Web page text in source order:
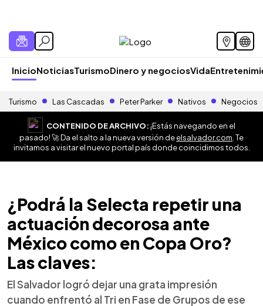
InicioNoticiasTurismoDinero y negociosVida
Turismo Las Cascadas Peter Parker Nativos Negocios
CONTENIDO DE ARCHIVO:¡Estás navegando en el
pasado! 🚀 Da el salto a la nueva versión deelsalvador.com . Te
invitamos a visitar el nuevo portal país donde coincidimos todos.
¿Podrá la Selecta repetir una
actuación decorosa ante
México como en Copa Oro?
Las claves:
El Salvador logró dejar una grata impresión
cuando enfrentó al Tri en Fase de Grupos de ese